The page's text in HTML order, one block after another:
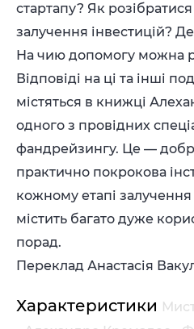
стартапу? Як
залучення інвестицій?
На чию допомогу можна
Відповіді на ці та інші
містяться в книжці
одного з провідних
фандрейзингу. Це —
практично покрокова
кожному етапі залучення
містить багато дуже
порад.
Переклад Анастасія
Характеристики